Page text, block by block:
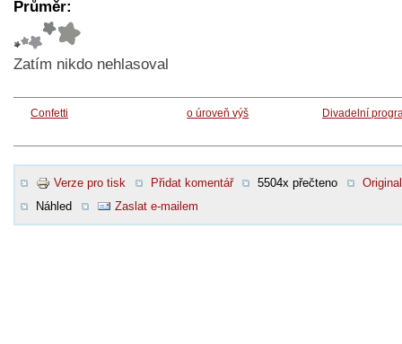
Průměr:
Zatím nikdo nehlasoval
Confetti o úroveň výš Divadelní
Verze pro tisk Přidat komentář 5504x přečteno
Original
Náhled
Zaslat e-mailem